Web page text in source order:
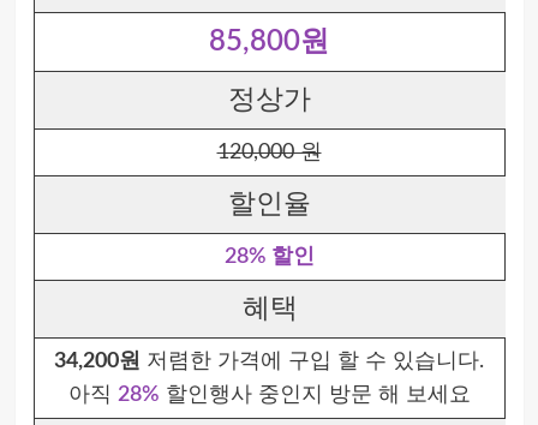
85,800원
정상가
120,000 원
할인율
28% 할인
혜택
34,200원 저렴한 가격에 구입 할 수 있습니다.
아직 28% 할인행사 중인지 방문 해 보세요